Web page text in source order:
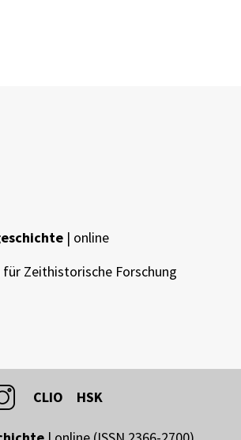
| online
Zeithistorische Forschung
CLIO HSK